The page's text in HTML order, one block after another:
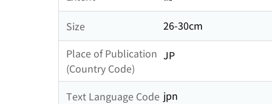
Size
26-30cm
Place of Publication
(Country Code)
JP
Text Language Code jpn